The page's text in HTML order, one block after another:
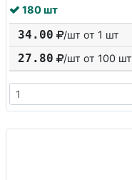
180 шт
34.00 /шт от 1 шт
27.80 /шт от 100 шт